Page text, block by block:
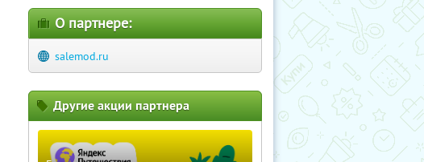
О партнере:
salemod.ru
Другие акции партнера